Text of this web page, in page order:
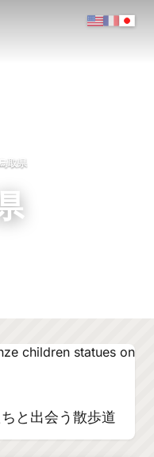
取県
と出会う散歩道